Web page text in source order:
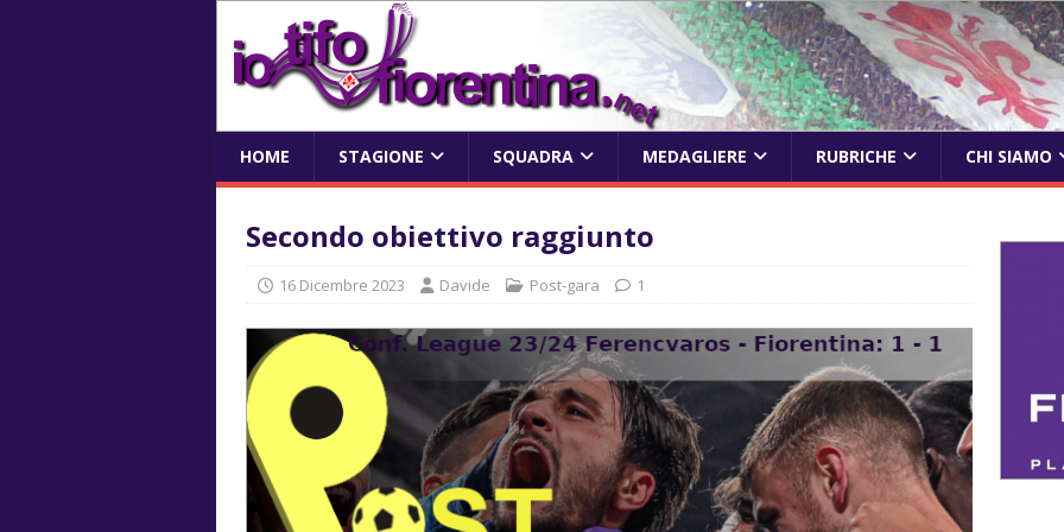
HOME STAGIONE SQUADRA MEDAGLIERE RUBRICHE CHI SIAMO
Secondo obiettivo raggiunto
16 Dicembre 2023 Davide Post-gara 1